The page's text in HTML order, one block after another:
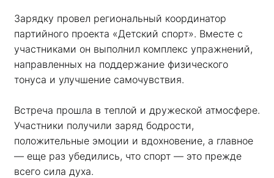
Зарядку провел региональный координатор
партийного проекта «Детский спорт». Вместе с
участниками он выполнил комплекс упражнений,
направленных на поддержание физического
тонуса и улучшение самочувствия.
Встреча прошла в теплой и дружеской атмосфере.
Участники получили заряд бодрости,
положительные эмоции и вдохновение, а главное
— еще раз убедились, что спорт — это прежде
всего сила духа.